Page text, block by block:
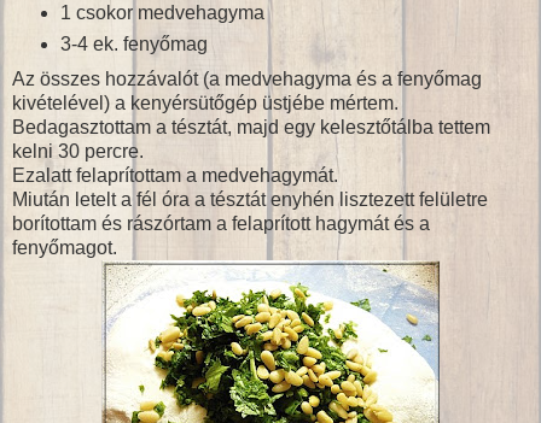
1 csokor medvehagyma
3-4 ek. fenyőmag
Az összes hozzávalót (a medvehagyma és a fenyőmag
kivételével) a kenyérsütőgép üstjébe mértem.
Bedagasztottam a tésztát, majd egy kelesztőtálba tettem
kelni 30 percre.
Ezalatt felaprítottam a medvehagymát.
Miután letelt a fél óra a tésztát enyhén lisztezett felületre
borítottam és rászórtam a felaprított hagymát és a
fenyőmagot.